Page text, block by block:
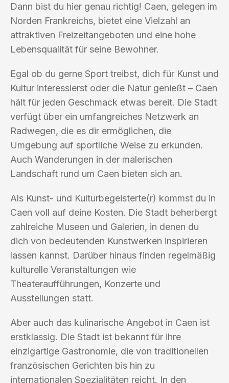
Dann bist du hier genau richtig! Caen, gelegen im
Norden Frankreichs, bietet eine Vielzahl an
attraktiven Freizeitangeboten und eine hohe
Lebensqualität für seine Bewohner.
Egal ob du gerne Sport treibst, dich für Kunst und
Kultur interessierst oder die Natur genießt – Caen
hält für jeden Geschmack etwas bereit. Die Stadt
verfügt über ein umfangreiches Netzwerk an
Radwegen, die es dir ermöglichen, die
Umgebung auf sportliche Weise zu erkunden.
Auch Wanderungen in der malerischen
Landschaft rund um Caen bieten sich an.
Als Kunst- und Kulturbegeisterte(r) kommst du in
Caen voll auf deine Kosten. Die Stadt beherbergt
zahlreiche Museen und Galerien, in denen du
dich von bedeutenden Kunstwerken inspirieren
lassen kannst. Darüber hinaus finden regelmäßig
kulturelle Veranstaltungen wie
Theateraufführungen, Konzerte und
Ausstellungen statt.
Aber auch das kulinarische Angebot in Caen ist
erstklassig. Die Stadt ist bekannt für ihre
einzigartige Gastronomie, die von traditionellen
französischen Gerichten bis hin zu
internationalen Spezialitäten reicht. In den